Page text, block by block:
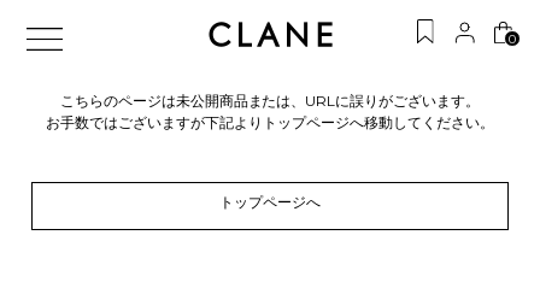
0
こちらのページは未公開商品または、URLに誤りがございます。
お手数ではございますが下記よりトップページへ移動してください。
トップページへ